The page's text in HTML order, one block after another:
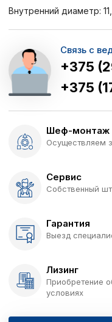
Внутренний диаметр:
Связь с
+375
+375
Шеф-монтаж
Осуществляем
Сервис
Собственный
Гарантия
Выезд
Лизинг
Приобретение
условиях